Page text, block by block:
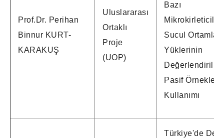
Prof.Dr. Perihan
Binnur KURT-
KARAKUŞ
Uluslararası
Ortaklı
Proje
(UOP)
Bazı
Sucul
Yüklerinin
Pasif
Kullanımı
Türkiye'de